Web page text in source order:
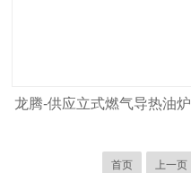
龙腾-供应立式燃气导热油炉
首页 上一页